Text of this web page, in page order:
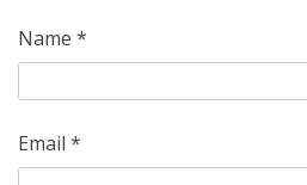
Name *
Email *